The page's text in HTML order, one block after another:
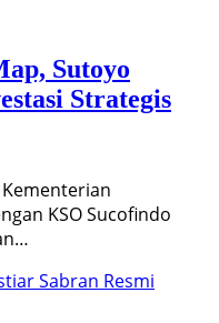
Sutoyo
Strategis
Kementerian
KSO Sucofindo